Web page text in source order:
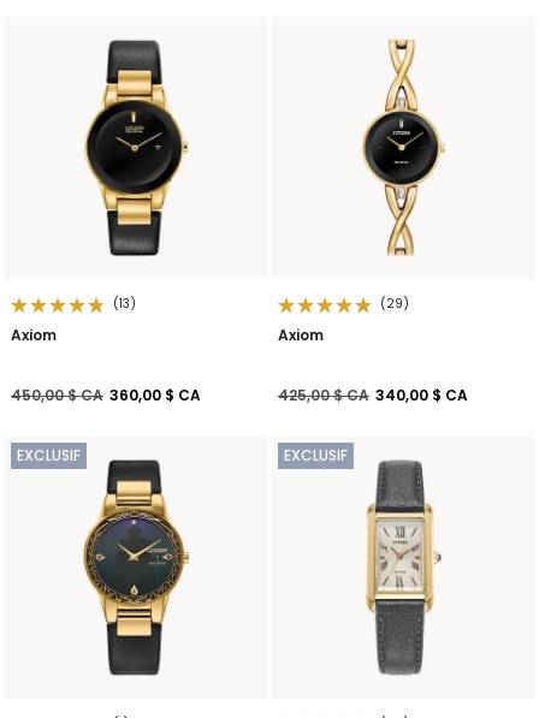
(13)
Axiom
Prix réduit de
450,00 $ CAà360,00 $ CA
(29)
Axiom
Prix réduit de
425,00 $ CAà340,00 $ CA
EXCLUSIF EXCLUSIF